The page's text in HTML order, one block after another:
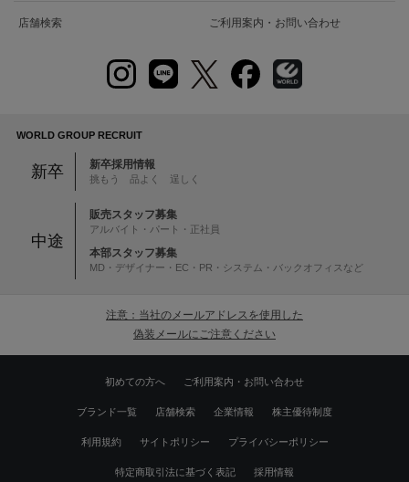
店舗検索 ご利用案内・お問い合わせ
WORLD GROUP RECRUIT
新卒 新卒採用情報
挑もう 品よく 逞しく
中途
販売スタッフ募集
アルバイト・パート・正社員
本部スタッフ募集
MD・デザイナー・EC・PR・システム・バックオフィスなど
注意：当社のメールアドレスを使用した
偽装メールにご注意ください
初めての方へ ご利用案内・お問い合わせ
ブランド一覧 店舗検索 企業情報 株主優待制度
利用規約 サイトポリシー プライバシーポリシー
特定商取引法に基づく表記 採用情報